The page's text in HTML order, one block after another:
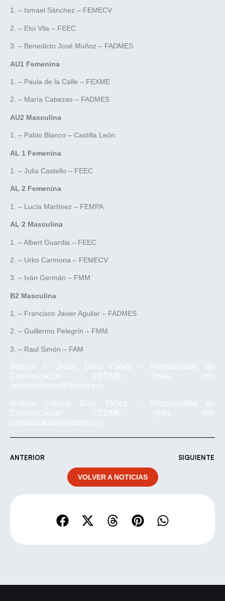
1. – Ismael Sánchez – FEMECV
2. – Eloi Vila – FEEC
3. – Benedicto José Muñoz – FADMES
AU1 Femenina
1. – Paula de la Calle – FEXME
2. – María Cabezas – FADMES
AU2 Masculina
1. – Pablo Blanco – Castilla León
AL 1 Femenina
1. – Julia Castello – FEEC
AL 2 Femenina
1. – Lucía Martínez – FEMPA
AL 2 Masculina
1. – Albert Guardia – FEEC
2. – Urko Carmona – FEMECV
3. – Iván Germán – FMM
B2 Masculina
1. – Francisco Javier Aguilar – FADMES
2. – Guillermo Pelegrín – FMM
3. – Raul Simón – FAM
Noticia © Jesús Díez Yáñez – Responsable de
Comunicación FEDME (más info
comunicacion@fedme.es)
Noticia ©Jesus Diez Yañez – Responsable de
Comunicación FEDME (más info
comunicacion@fedme.es)
ANTERIOR SIGUIENTE
VOLVER A NOTICIAS